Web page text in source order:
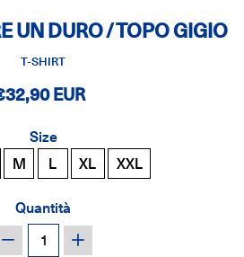
UN DURO / TOPO GIGIO
T-SHIRT
EUR
Size
M L XL XXL
Quantità